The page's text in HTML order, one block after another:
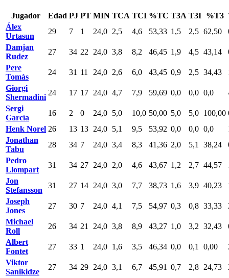
Jugador Edad PJ PT MIN TCA TCI %TC T3A T3I %T3
Álex
Urtasun
29 7 1 24,0 2,5 4,6 53,33 1,5 2,5 62,50
Damjan
Rudez
27 34 22 24,0 3,8 8,2 46,45 1,9 4,5 43,14
Pere
Tomàs
24 31 11 24,0 2,6 6,0 43,45 0,9 2,5 34,43
Giorgi
Shermadini
24 17 17 24,0 4,7 7,9 59,69 0,0 0,0 0,0
Sergi
García
16 2 0 24,0 5,0 10,0 50,00 5,0 5,0 100,00
Henk Norel 26 13 13 24,0 5,1 9,5 53,92 0,0 0,0 0,0
Jonathan
Tabu
28 34 7 24,0 3,4 8,3 41,36 2,0 5,1 38,24
Pedro
Llompart
31 34 27 24,0 2,0 4,6 43,67 1,2 2,7 44,57
Jon
Stefansson
31 27 14 24,0 3,0 7,7 38,73 1,6 3,9 40,23
Joseph
Jones
27 30 7 24,0 4,1 7,5 54,97 0,3 0,8 33,33
Michael
Roll
26 34 21 24,0 3,8 8,9 43,27 1,0 3,2 32,43
Albert
Fontet
27 33 1 24,0 1,6 3,5 46,34 0,0 0,1 0,00
Viktor
Sanikidze
27 34 29 24,0 3,1 6,7 45,91 0,7 2,8 24,73